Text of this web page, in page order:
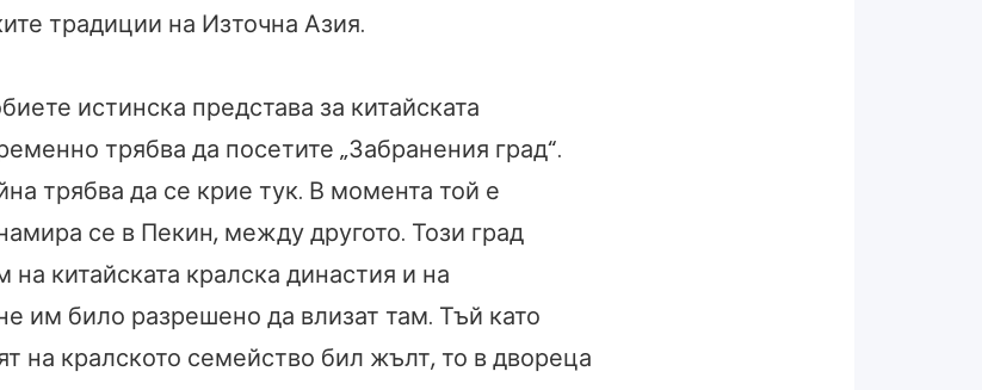
традиции на Източна Азия.
истинска представа за китайската
трябва да посетите „Забранения град“.
трябва да се крие тук. В момента той е
се в Пекин, между другото. Този град
китайската кралска династия и на
им било разрешено да влизат там. Тъй като
на кралското семейство бил жълт, то в двореца